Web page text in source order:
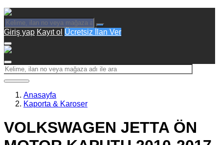
Giriş yap Kayıt ol Ücretsiz İlan Ver
Anasayfa
Kaporta & Karoser
VOLKSWAGEN JETTA ÖN